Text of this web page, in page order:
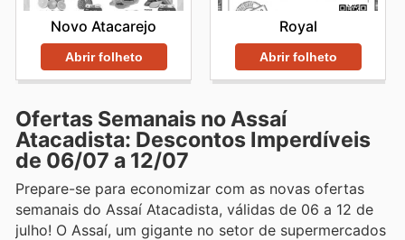
Novo Atacarejo
Abrir folheto
Royal
Abrir folheto
Ofertas Semanais no Assaí
Atacadista: Descontos Imperdíveis
de 06/07 a 12/07
Prepare-se para economizar com as novas ofertas
semanais do Assaí Atacadista, válidas de 06 a 12 de
julho! O Assaí, um gigante no setor de supermercados